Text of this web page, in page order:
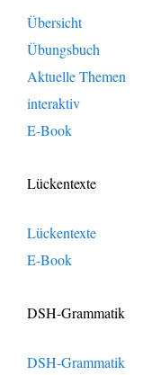
Übersicht
Übungsbuch
Aktuelle Themen
interaktiv
E-Book
Lückentexte
Lückentexte
E-Book
DSH-Grammatik
DSH-Grammatik